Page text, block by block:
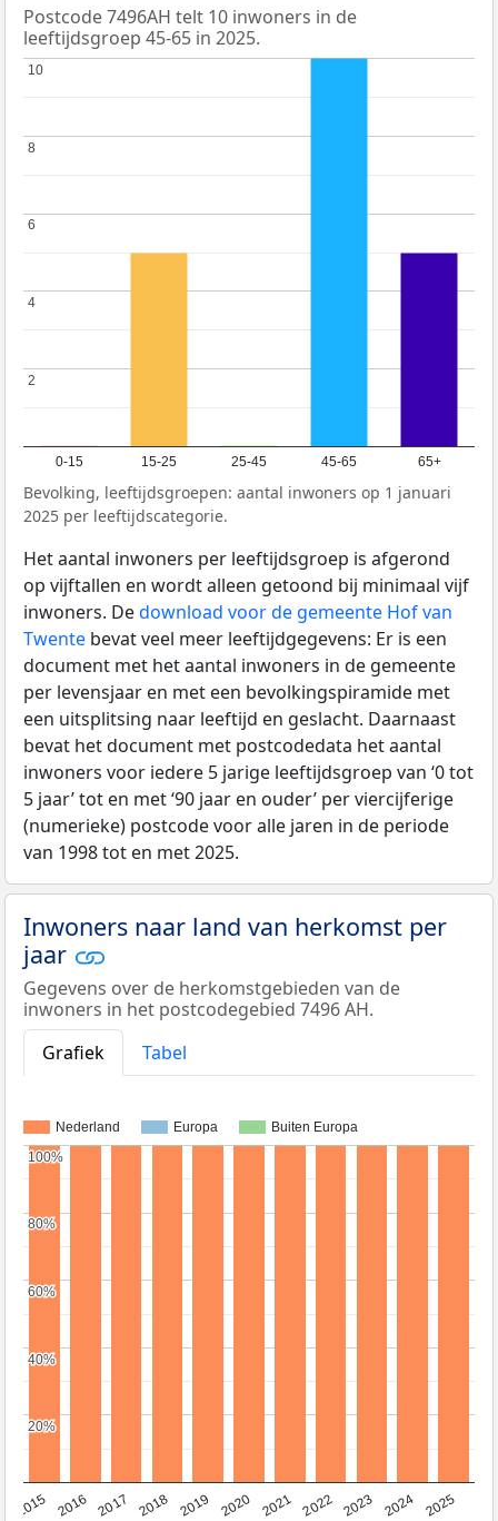
Postcode 7496AH telt 10 inwoners in de
leeftijdsgroep 45-65 in 2025.
0-15 15-25 25-45 45-65 65+
2
2
4
4
6
6
8
8
10
10
Bevolking, leeftijdsgroepen: aantal inwoners op 1 januari
2025 per leeftijdscategorie.
Het aantal inwoners per leeftijdsgroep is afgerond
op vijftallen en wordt alleen getoond bij minimaal vijf
inwoners. Dedownload voor de gemeente Hof van
Twente bevat veel meer leeftijdgegevens: Er is een
document met het aantal inwoners in de gemeente
per levensjaar en met een bevolkingspiramide met
een uitsplitsing naar leeftijd en geslacht. Daarnaast
bevat het document met postcodedata het aantal
inwoners voor iedere 5 jarige leeftijdsgroep van ‘0 tot
5 jaar’ tot en met ‘90 jaar en ouder’ per viercijferige
(numerieke) postcode voor alle jaren in de periode
van 1998 tot en met 2025.
Inwoners naar land van herkomst per
jaar
Gegevens over de herkomstgebieden van de
inwoners in het postcodegebied 7496 AH.
Grafiek
Tabel
Nederland Europa Buiten Europa
2015 2016 2017 2018 2019 2020 2021 2022 2023 2024 2025
20%
20%
40%
40%
60%
60%
80%
80%
100%
100%